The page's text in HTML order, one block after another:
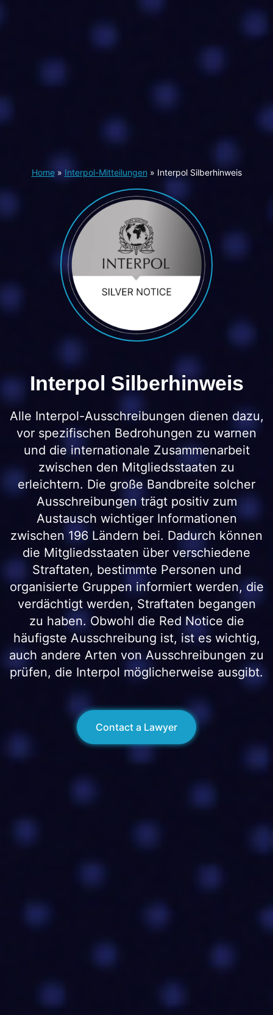
Home» Interpol-Mitteilungen » Interpol Silberhinweis
Interpol Silberhinweis
Alle Interpol-Ausschreibungen dienen dazu,
vor spezifischen Bedrohungen zu warnen
und die internationale Zusammenarbeit
zwischen den Mitgliedsstaaten zu
erleichtern. Die große Bandbreite solcher
Ausschreibungen trägt positiv zum
Austausch wichtiger Informationen
zwischen 196 Ländern bei. Dadurch können
die Mitgliedsstaaten über verschiedene
Straftaten, bestimmte Personen und
organisierte Gruppen informiert werden, die
verdächtigt werden, Straftaten begangen
zu haben. Obwohl die Red Notice die
häufigste Ausschreibung ist, ist es wichtig,
auch andere Arten von Ausschreibungen zu
prüfen, die Interpol möglicherweise ausgibt.
Contact a Lawyer